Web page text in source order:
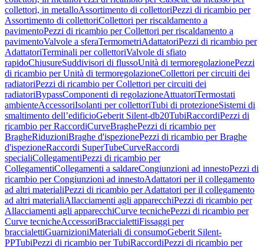
collettori, in metalloAssortimento di collettoriPezzi di ricambio per
Assortimento di collettoriCollettori per riscaldamento a
pavimentoPezzi di ricambio per Collettori per riscaldamento a
pavimentoValvole a sferaTermometriAdattatoriPezzi di ricambio per
AdattatoriTerminali per collettoriValvole di sfiato
rapidoChiusureSuddivisori di flussoUnità di termoregolazionePezzi
di ricambio per Unità di termoregolazioneCollettori per circuiti dei
radiatoriPezzi di ricambio per Collettori per circuiti dei
radiatoriBypassComponenti di regolazioneAttuatoriTermostati
ambienteAccessoriIsolanti per collettoriTubi di protezioneSistemi di
smaltimento dell’edificioGeberit Silent-db20TubiRaccordiPezzi di
ricambio per RaccordiCurveBraghePezzi di ricambio per
BragheRiduzioniBraghe d'ispezionePezzi di ricambio per Braghe
d'ispezioneRaccordi SuperTubeCurveRaccordi
specialiCollegamentiPezzi di ricambio per
CollegamentiCollegamenti a saldareCongiunzioni ad innestoPezzi di
ricambio per Congiunzioni ad innestoAdattatori per il collegamento
ad altri materialiPezzi di ricambio per Adattatori per il collegamento
ad altri materialiAllacciamenti agli apparecchiPezzi di ricambio per
Allacciamenti agli apparecchiCurve tecnichePezzi di ricambio per
Curve tecnicheAccessoriBraccialettiFissaggi per
braccialettiGuarnizioniMateriali di consumoGeberit Silent-
PPTubiPezzi di ricambio per TubiRaccordiPezzi di ricambio per